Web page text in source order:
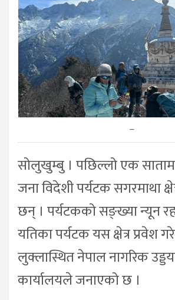
–
सोलुखुम्बु । पछिल्लो एक
जना विदेशी पर्यटक सगरमाथा
छन् । पर्यटकको सङ्ख्या न्यून
यतिका पर्यटक यस क्षेत्र प्रवेश
लुक्लास्थित नेपाल नागरिक
कार्यालयले जनाएको छ ।